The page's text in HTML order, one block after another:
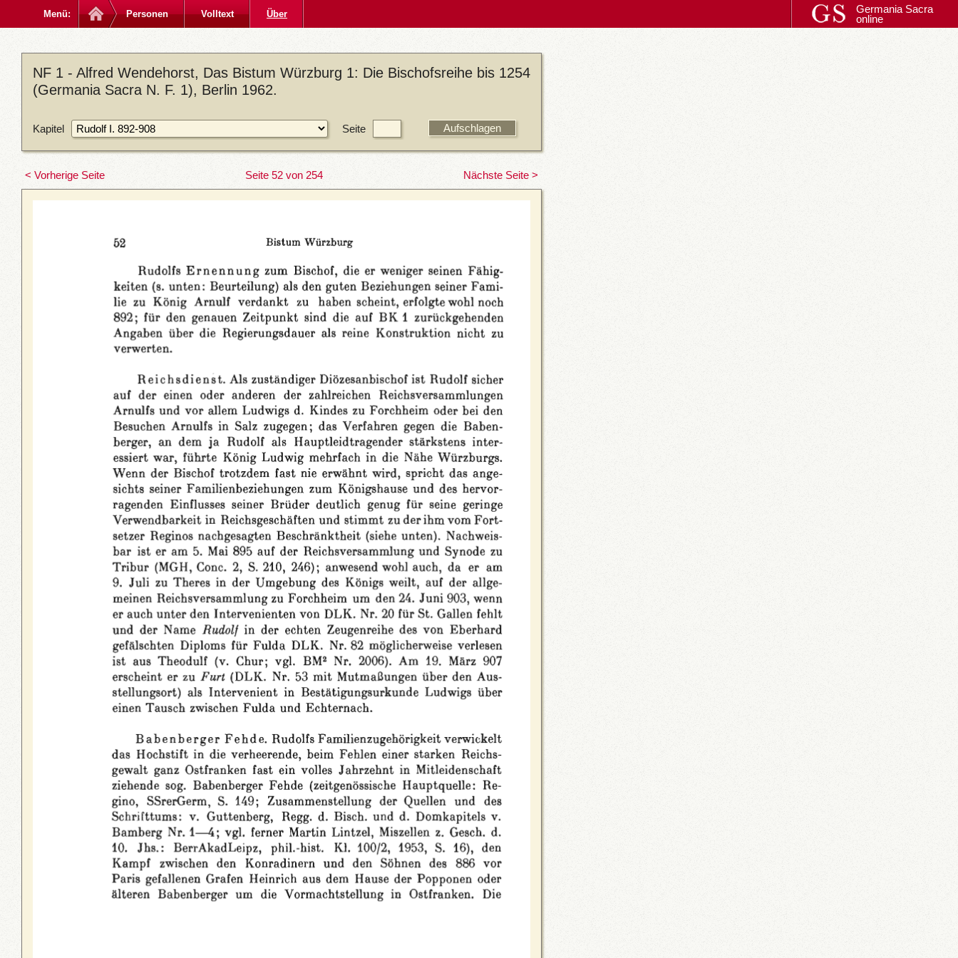
Menü: Personen Volltext Über
Germania Sacra
online
NF 1 - Alfred Wendehorst, Das Bistum Würzburg 1: Die Bischofsreihe bis 1254
(Germania Sacra N. F. 1), Berlin 1962.
Kapitel Seite
< Vorherige Seite Seite 52 von 254 Nächste Seite >